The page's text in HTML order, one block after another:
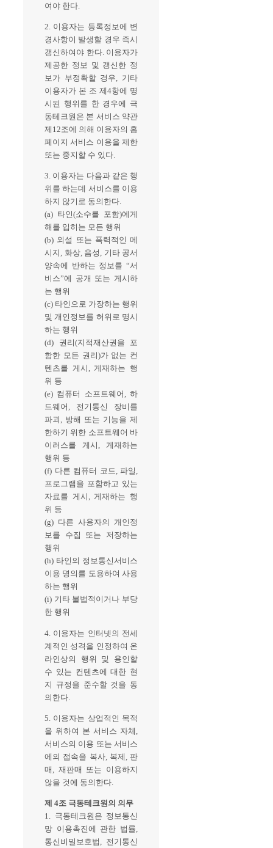
여야 한다.
2. 이용자는 등록정보에 변
경사항이 발생할 경우 즉시
갱신하여야 한다. 이용자가
제공한 정보 및 갱신한 정
보가 부정확할 경우, 기타
이용자가 본 조 제4항에 명
시된 행위를 한 경우에 극
동테크원은 본 서비스 약관
제12조에 의해 이용자의 홈
페이지 서비스 이용을 제한
또는 중지할 수 있다.
3. 이용자는 다음과 같은 행
위를 하는데 서비스를 이용
하지 않기로 동의한다.
(a) 타인(소수를 포함)에게
해를 입히는 모든 행위
(b) 외설 또는 폭력적인 메
시지, 화상, 음성, 기타 공서
양속에 반하는 정보를 “서
비스”에 공개 또는 게시하
는 행위
(c) 타인으로 가장하는 행위
및 개인정보를 허위로 명시
하는 행위
(d) 권리(지적재산권을 포
함한 모든 권리)가 없는 컨
텐츠를 게시, 게재하는 행
위 등
(e) 컴퓨터 소프트웨어, 하
드웨어, 전기통신 장비를
파괴, 방해 또는 기능을 제
한하기 위한 소프트웨어 바
이러스를 게시, 게재하는
행위 등
(f) 다른 컴퓨터 코드, 파일,
프로그램을 포함하고 있는
자료를 게시, 게재하는 행
위 등
(g) 다른 사용자의 개인정
보를 수집 또는 저장하는
행위
(h) 타인의 정보통신서비스
이용 명의를 도용하여 사용
하는 행위
(i) 기타 불법적이거나 부당
한 행위
4. 이용자는 인터넷의 전세
계적인 성격을 인정하여 온
라인상의 행위 및 용인할
수 있는 컨텐츠에 대한 현
지 규정을 준수할 것을 동
의한다.
5. 이용자는 상업적인 목적
을 위하여 본 서비스 자체,
서비스의 이용 또는 서비스
에의 접속을 복사, 복제, 판
매, 재판매 또는 이용하지
않을 것에 동의한다.
제 4조 극동테크원의 의무
1. 극동테크원은 정보통신
망 이용촉진에 관한 법률,
통신비밀보호법, 전기통신